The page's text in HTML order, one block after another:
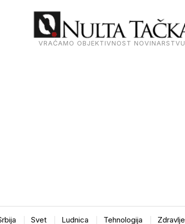
VRAĆAMO OBJEKTIVNOST NOVINARSTVU
Svet Ludnica Tehnologija Zdravlje